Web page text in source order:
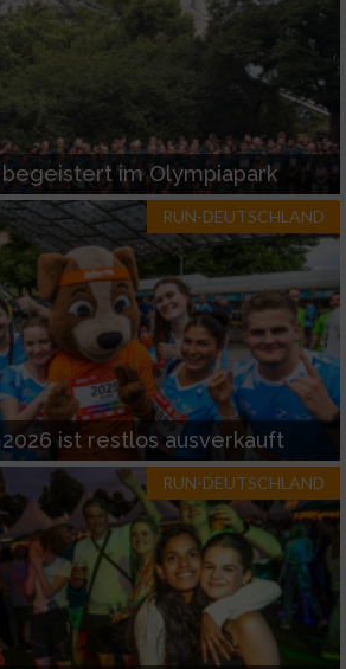
begeistert im Olympiapark
RUN-DEUTSCHLAND
2026 ist restlos ausverkauft
RUN-DEUTSCHLAND